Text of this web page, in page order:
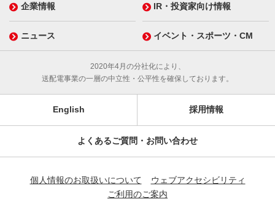
企業情報 IR・投資家向け情報
ニュース イベント・スポーツ・CM
2020年4月の分社化により、
送配電事業の一層の中立性・公平性を確保しております。
English 採用情報
よくあるご質問・お問い合わせ
個人情報のお取扱いについて
ウェブアクセシビリティ
ご利用のご案内